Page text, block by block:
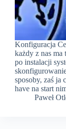
Konfiguracja
każdy z nas ma
po instalacji
sposoby, zaś ja
have na start
Paweł